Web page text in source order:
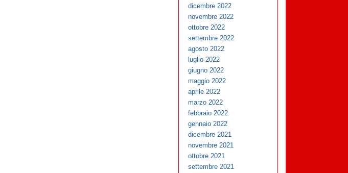
dicembre 2022
novembre 2022
ottobre 2022
settembre 2022
agosto 2022
luglio 2022
giugno 2022
maggio 2022
aprile 2022
marzo 2022
febbraio 2022
gennaio 2022
dicembre 2021
novembre 2021
ottobre 2021
settembre 2021